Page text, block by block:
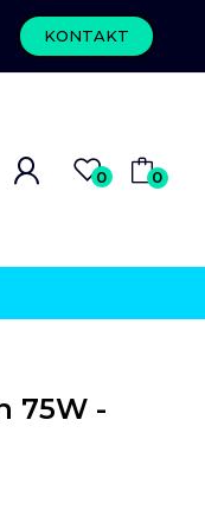
KONTAKT
0 0
75W -